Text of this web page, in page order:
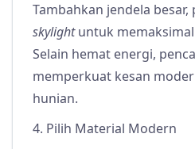
Tambahkan jendela
skylightuntuk
Selain hemat energi,
memperkuat kesan
hunian.
4. Pilih Material Modern